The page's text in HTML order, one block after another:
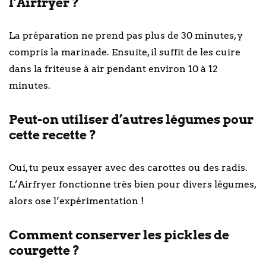
La préparation ne prend pas plus de 30 minutes, y
compris la marinade. Ensuite, il suffit de les cuire
dans la friteuse à air pendant environ 10 à 12
minutes.
Peut-on utiliser d’autres légumes pour
cette recette ?
Oui, tu peux essayer avec des carottes ou des radis.
L’Airfryer fonctionne très bien pour divers légumes,
alors ose l’expérimentation !
Comment conserver les pickles de
courgette ?